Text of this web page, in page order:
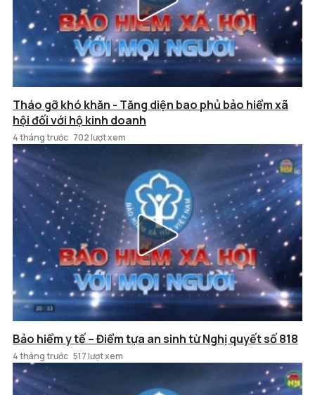
Tháo gỡ khó khăn - Tăng diện bao phủ bảo hiểm xã
hội đối với hộ kinh doanh
4 tháng trước 702 lượt xem
Bảo hiểm y tế – Điểm tựa an sinh từ Nghị quyết số 818
4 tháng trước 517 lượt xem